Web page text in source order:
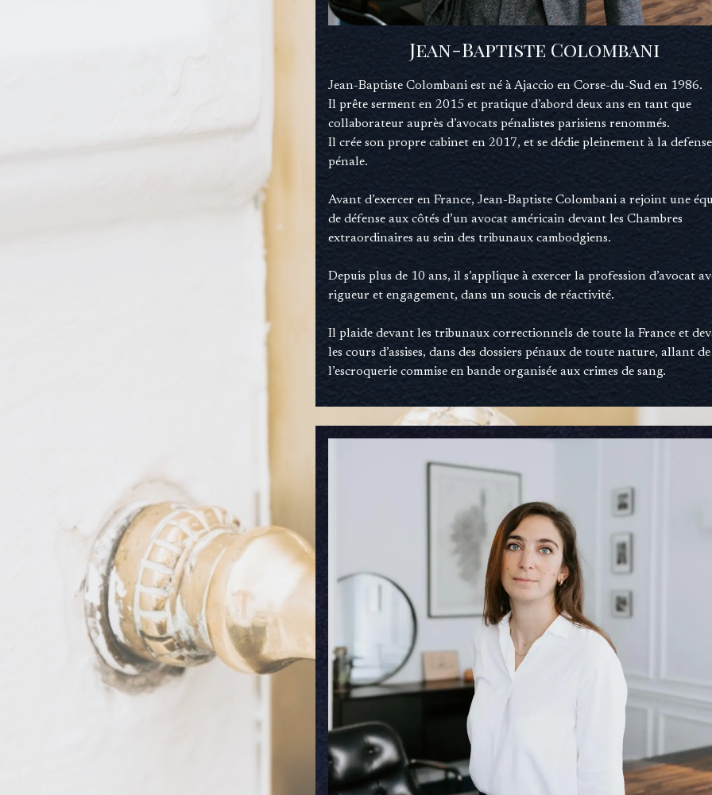
Jean-Baptiste Colombani
Jean-Baptiste Colombani est né à Ajaccio en Corse-du-Sud en 1986.
Il prête serment en 2015 et pratique d’abord deux ans en tant que
collaborateur auprès d’avocats pénalistes parisiens renommés.
Il crée son propre cabinet en 2017, et se dédie pleinement à la defense
pénale.
Avant d’exercer en France, Jean-Baptiste Colombani a rejoint une
de défense aux côtés d’un avocat américain devant les Chambres
extraordinaires au sein des tribunaux cambodgiens.
Depuis plus de 10 ans, il s’applique à exercer la profession d’avocat
rigueur et engagement, dans un soucis de réactivité.
Il plaide devant les tribunaux correctionnels de toute la France et
les cours d’assises, dans des dossiers pénaux de toute nature, allant de
l’escroquerie commise en bande organisée aux crimes de sang.